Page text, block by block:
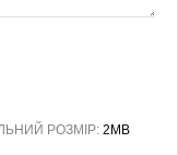
РОЗМІР: 2MB